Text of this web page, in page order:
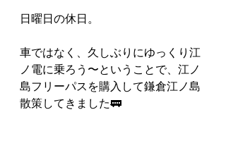
日曜日の休日。
車ではなく、久しぶりにゆっくり江
ノ電に乗ろう〜ということで、江ノ
島フリーパスを購入して鎌倉江ノ島
散策してきました🚃